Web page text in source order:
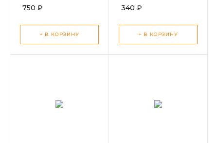
750 ₽
+ В КОРЗИНУ
340 ₽
+ В КОРЗИНУ